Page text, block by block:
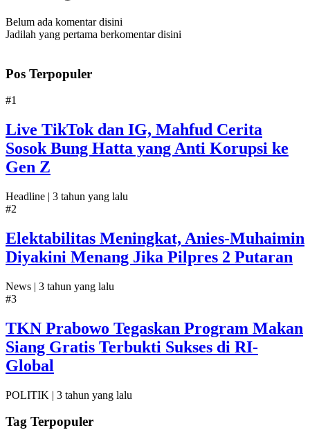
Belum ada komentar disini
Jadilah yang pertama berkomentar disini
Pos Terpopuler
#1
Live TikTok dan IG, Mahfud Cerita
Sosok Bung Hatta yang Anti Korupsi ke
Gen Z
Headline | 3 tahun yang lalu
#2
Elektabilitas Meningkat, Anies-Muhaimin
Diyakini Menang Jika Pilpres 2 Putaran
News | 3 tahun yang lalu
#3
TKN Prabowo Tegaskan Program Makan
Siang Gratis Terbukti Sukses di RI-
Global
POLITIK | 3 tahun yang lalu
Tag Terpopuler